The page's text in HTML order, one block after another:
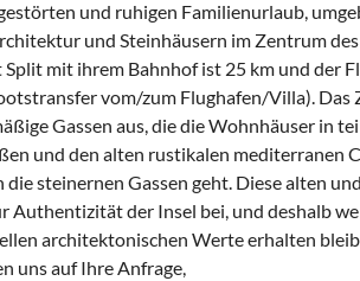
und ruhigen Familienurlaub,
und Steinhäusern im Zentrum
Split mit ihrem Bahnhof ist 25 km und der
vom/zum Flughafen/Villa).
Gassen aus, die die Wohnhäuser in
und den alten rustikalen mediterranen
die steinernen Gassen geht. Diese alten
Authentizität der Insel bei, und deshalb
architektonischen Werte erhalten
uns auf Ihre Anfrage,